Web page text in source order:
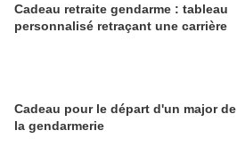
Cadeau retraite gendarme : tableau
personnalisé retraçant une carrière
Cadeau pour le départ d'un major de
la gendarmerie